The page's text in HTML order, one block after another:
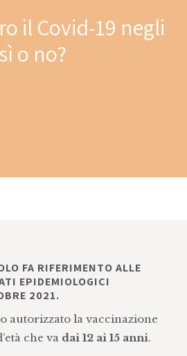
il Covid-19 negli
o no?
FA RIFERIMENTO ALLE
EPIDEMIOLOGICI
2021.
autorizzato la vaccinazione
che va dai 12 ai 15 anni.